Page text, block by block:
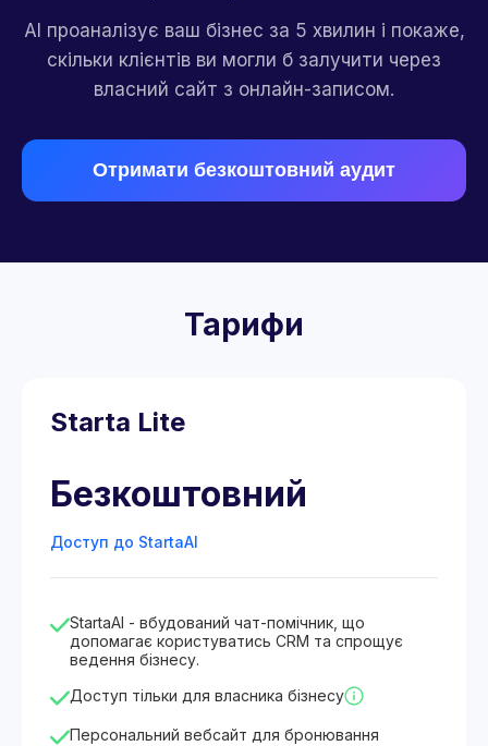
AI проаналізує ваш бізнес за 5 хвилин і покаже,
скільки клієнтів ви могли б залучити через
власний сайт з онлайн-записом.
Отримати безкоштовний аудит
Тарифи
Starta Lite
Безкоштовний
Доступ до StartaAI
StartaAI - вбудований чат-помічник, що
допомагає користуватись CRM та спрощує
ведення бізнесу.
Доступ тільки для власника бізнесу
Персональний вебсайт для бронювання